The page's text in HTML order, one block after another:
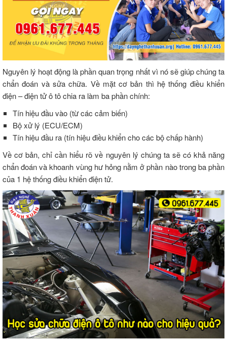
Nguyên lý hoạt động là phần quan trọng nhất vì nó sẽ giúp chúng ta
chẩn đoán và sửa chữa. Về mặt cơ bản thì hệ thống điều khiển
điện – điện tử ô tô chia ra làm ba phần chính:
Tín hiệu đầu vào (từ các cảm biến)
Bộ xử lý (ECU/ECM)
Tín hiệu đầu ra (tín hiệu điều khiển cho các bộ chấp hành)
Về cơ bản, chỉ cần hiểu rõ về nguyên lý chúng ta sẽ có khả năng
chẩn đoán và khoanh vùng hư hỏng nằm ở phần nào trong ba phần
của 1 hệ thống điều khiển điện tử.